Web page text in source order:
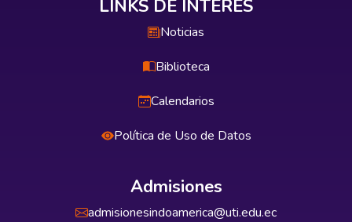
LINKS DE INTERÉS
Noticias
Biblioteca
Calendarios
Política de Uso de Datos
Admisiones
admisionesindoamerica@uti.edu.ec